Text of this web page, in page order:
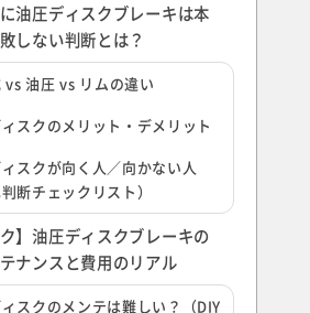
油圧ディスクブレーキは本
しない判断とは？
vs 油圧 vs リムの違い
スクのメリット・デメリット
スクが向く人／向かない人
判断チェックリスト）
】油圧ディスクブレーキの
ナンスと費用のリアル
スクのメンテは難しい？（DIY